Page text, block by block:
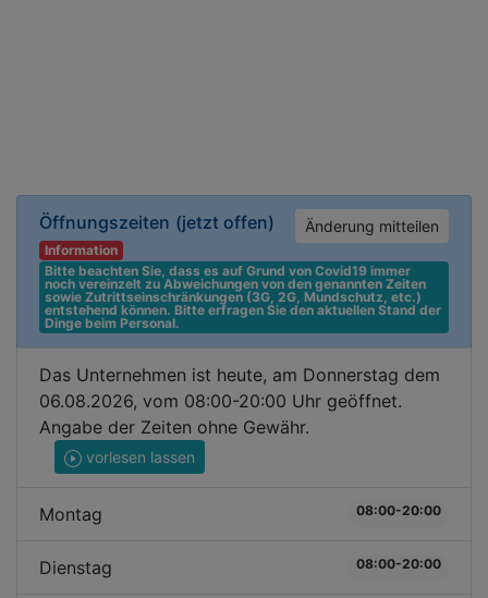
Öffnungszeiten (jetzt offen) Änderung mitteilen
Information
Bitte beachten Sie, dass es auf Grund von Covid19 immer
noch vereinzelt zu Abweichungen von den genannten Zeiten
sowie Zutrittseinschränkungen (3G, 2G, Mundschutz, etc.)
entstehend können. Bitte erfragen Sie den aktuellen Stand der
Dinge beim Personal.
Das Unternehmen ist heute, am Donnerstag dem
06.08.2026, vom 08:00-20:00 Uhr geöffnet.
Angabe der Zeiten ohne Gewähr.
vorlesen lassen
Montag 08:00-20:00
Dienstag 08:00-20:00